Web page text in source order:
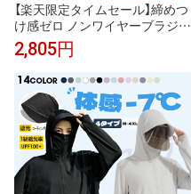
【楽天限定タイムセール】締めつ
け感ゼロ ノンワイヤーブラジャ
ー スロギー ゼロ フィール ベー
シック 2 ブラトップ ハーフトッ
プ sloggi Zero Feel Top JX トリ
ンプ
2,805円